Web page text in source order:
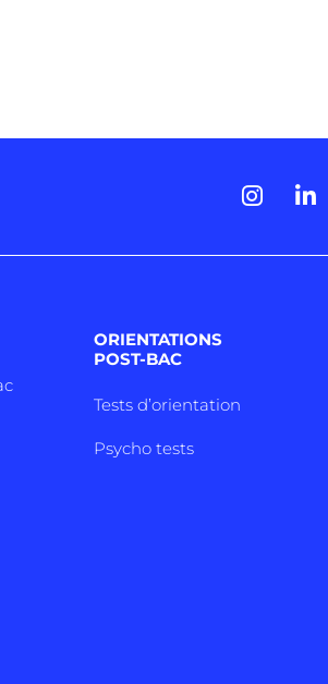
ORIENTATIONS
POST-BAC
Tests d’orientation
Psycho tests